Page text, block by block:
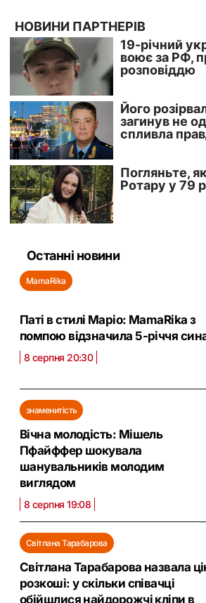
Останні новини
MamaRika
Паті в стилі Маріо: MamaRika з
помпою відзначила 5-річчя
8 серпня 20:30
знаменитість
Вічна молодість: Мішель
Пфайффер шокувала
шанувальників молодим
виглядом
8 серпня 19:08
Світлана Тарабарова
Світлана Тарабарова назвала
розкоші: у скільки співачці
обійшлися найдорожчі кліпи в